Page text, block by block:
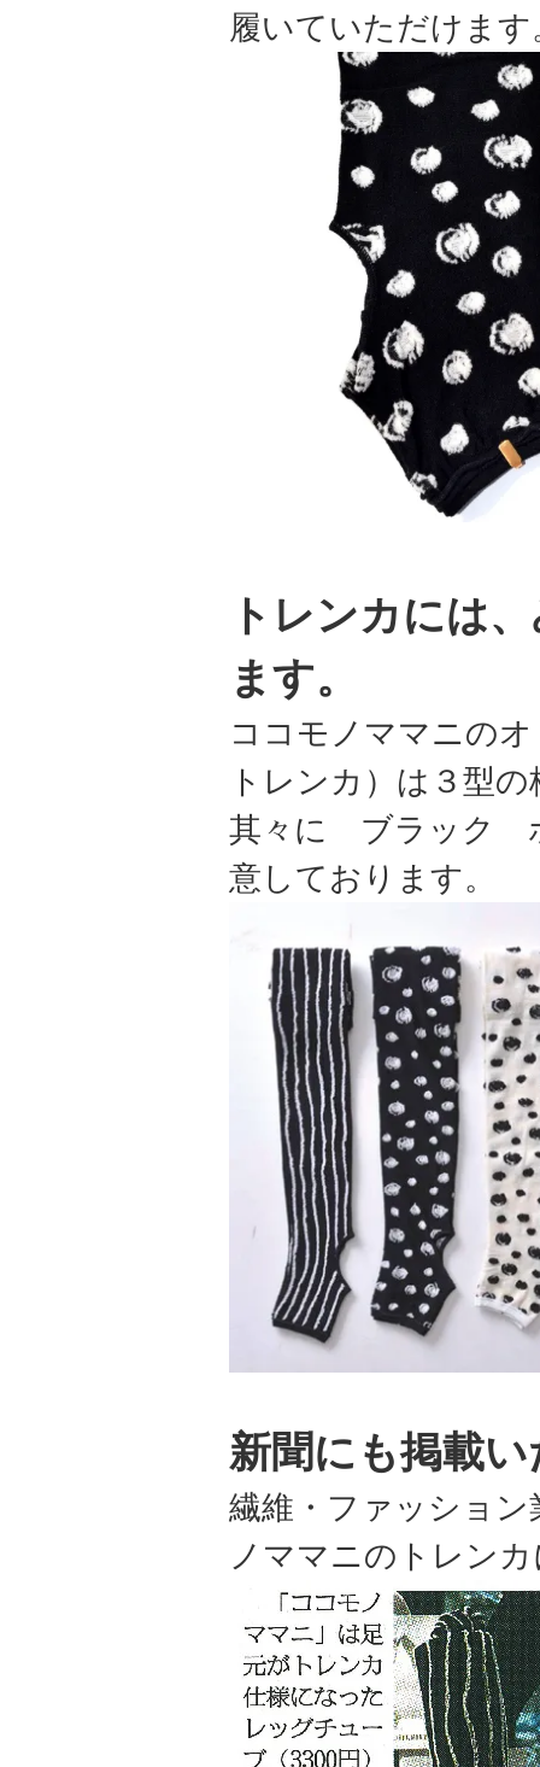
履いていただけます
トレンカには
ます。
ココモノママニの
トレンカ）は３型
其々に ブラック
意しております。
新聞にも掲載
繊維・ファッショ
ノママニのトレン